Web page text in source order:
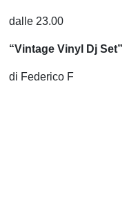
dalle 23.00
“Vintage Vinyl Dj Set”
di Federico F